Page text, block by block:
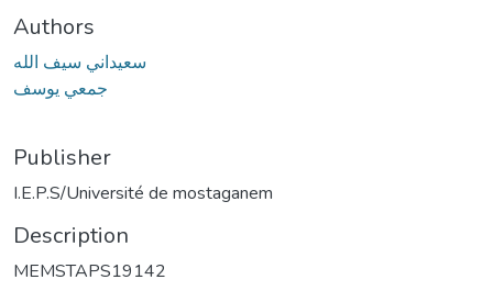
Authors
سعيداني سيف الله
جمعي يوسف
Publisher
I.E.P.S/Université de mostaganem
Description
MEMSTAPS19142